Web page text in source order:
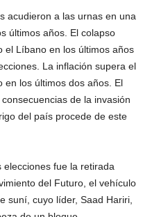
acudieron a las urnas en una
últimos años. El colapso
el Líbano en los últimos años
La inflación supera el
en los últimos dos años. El
de la invasión
del país procede de este
fue la retirada
del Futuro, el vehículo
suní, cuyo líder, Saad Hariri,